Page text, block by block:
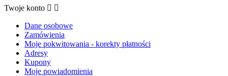
Twoje konto  
Dane osobowe
Zamówienia
Moje pokwitowania - korekty płatności
Adresy
Kupony
Moje powiadomienia